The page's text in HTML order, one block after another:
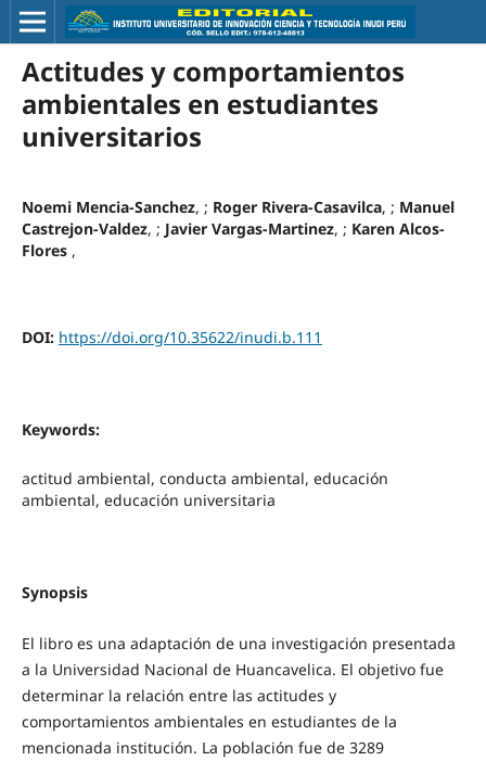
Actitudes y comportamientos
ambientales en estudiantes
universitarios
Noemi Mencia-Sanchez, ; Roger Rivera-Casavilca, ; Manuel
Castrejon-Valdez, ; Javier Vargas-Martinez, ; Karen Alcos-
Flores ,
DOI: https://doi.org/10.35622/inudi.b.111
Keywords:
actitud ambiental, conducta ambiental, educación
ambiental, educación universitaria
Synopsis
El libro es una adaptación de una investigación presentada
a la Universidad Nacional de Huancavelica. El objetivo fue
determinar la relación entre las actitudes y
comportamientos ambientales en estudiantes de la
mencionada institución. La población fue de 3289